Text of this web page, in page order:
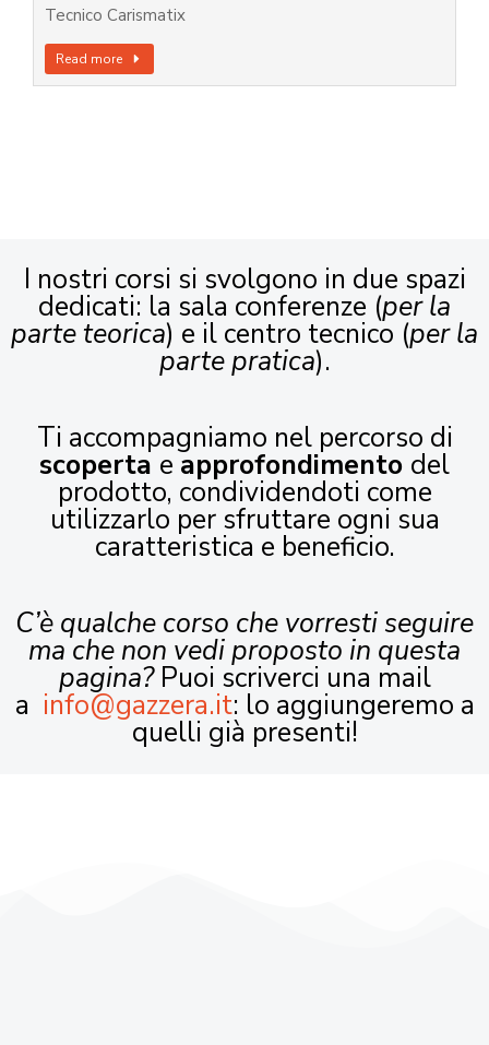
Tecnico Carismatix
Read more
I nostri corsi si svolgono in due spazi
dedicati: la sala conferenze (per la
parte teorica) e il centro tecnico (per la
parte pratica).
Ti accompagniamo nel percorso di
scoperta e approfondimento del
prodotto, condividendoti come
utilizzarlo per sfruttare ogni sua
caratteristica e beneficio.
C’è qualche corso che vorresti seguire
ma che non vedi proposto in questa
pagina?Puoi scriverci una mail
a info@gazzera.it: lo aggiungeremo a
quelli già presenti!